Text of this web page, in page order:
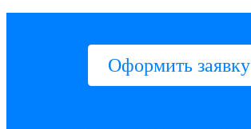
Оформить заявку